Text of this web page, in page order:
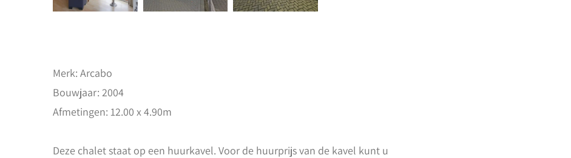
Merk: Arcabo
Bouwjaar: 2004
Afmetingen: 12.00 x 4.90m
Deze chalet staat op een huurkavel. Voor de huurprijs van de kavel kunt u